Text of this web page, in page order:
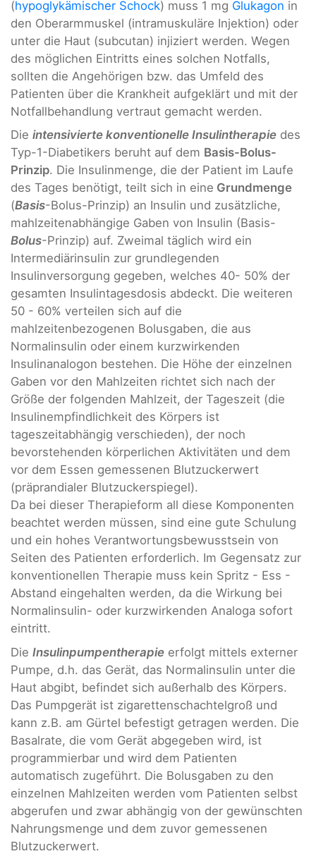
(hypoglykämischer Schock) muss 1 mg Glukagon in
den Oberarmmuskel (intramuskuläre Injektion) oder
unter die Haut (subcutan) injiziert werden. Wegen
des möglichen Eintritts eines solchen Notfalls,
sollten die Angehörigen bzw. das Umfeld des
Patienten über die Krankheit aufgeklärt und mit der
Notfallbehandlung vertraut gemacht werden.
Die intensivierte konventionelle Insulintherapie des
Typ-1-Diabetikers beruht auf dem Basis-Bolus-
Prinzip. Die Insulinmenge, die der Patient im Laufe
des Tages benötigt, teilt sich in eine Grundmenge
(Basis-Bolus-Prinzip) an Insulin und zusätzliche,
mahlzeitenabhängige Gaben von Insulin (Basis-
Bolus-Prinzip) auf. Zweimal täglich wird ein
Intermediärinsulin zur grundlegenden
Insulinversorgung gegeben, welches 40- 50% der
gesamten Insulintagesdosis abdeckt. Die weiteren
50 - 60% verteilen sich auf die
mahlzeitenbezogenen Bolusgaben, die aus
Normalinsulin oder einem kurzwirkenden
Insulinanalogon bestehen. Die Höhe der einzelnen
Gaben vor den Mahlzeiten richtet sich nach der
Größe der folgenden Mahlzeit, der Tageszeit (die
Insulinempfindlichkeit des Körpers ist
tageszeitabhängig verschieden), der noch
bevorstehenden körperlichen Aktivitäten und dem
vor dem Essen gemessenen Blutzuckerwert
(präprandialer Blutzuckerspiegel).
Da bei dieser Therapieform all diese Komponenten
beachtet werden müssen, sind eine gute Schulung
und ein hohes Verantwortungsbewusstsein von
Seiten des Patienten erforderlich. Im Gegensatz zur
konventionellen Therapie muss kein Spritz - Ess -
Abstand eingehalten werden, da die Wirkung bei
Normalinsulin- oder kurzwirkenden Analoga sofort
eintritt.
Die Insulinpumpentherapie erfolgt mittels externer
Pumpe, d.h. das Gerät, das Normalinsulin unter die
Haut abgibt, befindet sich außerhalb des Körpers.
Das Pumpgerät ist zigarettenschachtelgroß und
kann z.B. am Gürtel befestigt getragen werden. Die
Basalrate, die vom Gerät abgegeben wird, ist
programmierbar und wird dem Patienten
automatisch zugeführt. Die Bolusgaben zu den
einzelnen Mahlzeiten werden vom Patienten selbst
abgerufen und zwar abhängig von der gewünschten
Nahrungsmenge und dem zuvor gemessenen
Blutzuckerwert.